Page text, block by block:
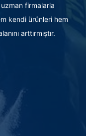
uzman firmalarla
kendi ürünleri hem
arttırmıştır.